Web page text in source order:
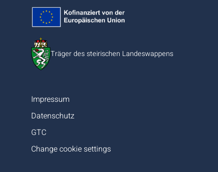
Träger des steirischen Landeswappens
Impressum
Datenschutz
GTC
Change cookie settings